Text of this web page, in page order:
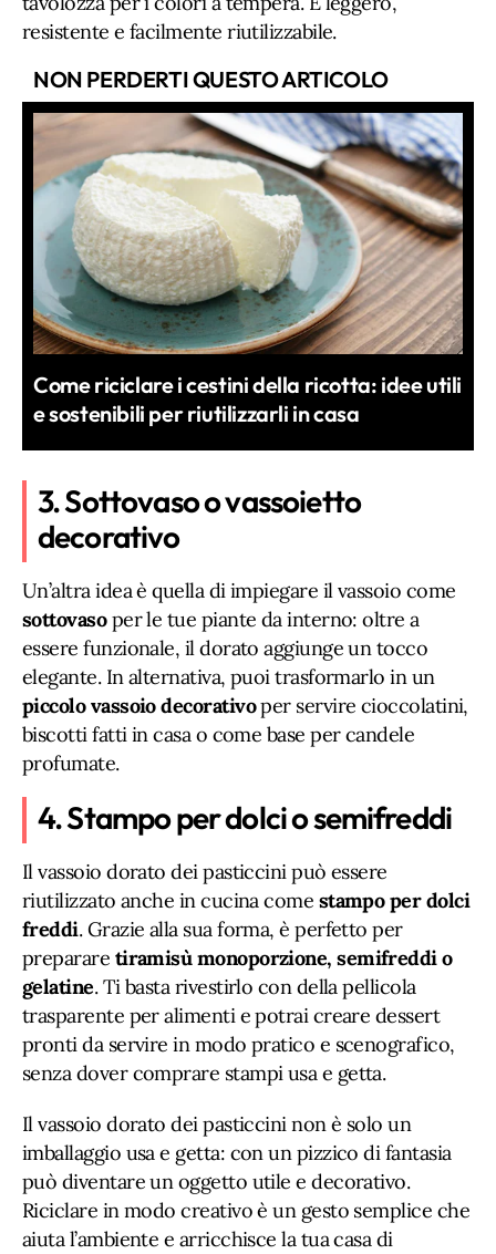
resistente e facilmente riutilizzabile.
NON PERDERTI QUESTO ARTICOLO
Come riciclare i cestini della ricotta: idee utili
e sostenibili per riutilizzarli in casa
3. Sottovaso o vassoietto
decorativo
Un’altra idea è quella di impiegare il vassoio come
sottovasoper le tue piante da interno: oltre a
essere funzionale, il dorato aggiunge un tocco
elegante. In alternativa, puoi trasformarlo in un
piccolo vassoio decorativoper servire cioccolatini,
biscotti fatti in casa o come base per candele
profumate.
4. Stampo per dolci o semifreddi
Il vassoio dorato dei pasticcini può essere
riutilizzato anche in cucina come stampo per dolci
freddi. Grazie alla sua forma, è perfetto per
preparare tiramisù monoporzione, semifreddi o
gelatine. Ti basta rivestirlo con della pellicola
trasparente per alimenti e potrai creare dessert
pronti da servire in modo pratico e scenografico,
senza dover comprare stampi usa e getta.
Il vassoio dorato dei pasticcini non è solo un
imballaggio usa e getta: con un pizzico di fantasia
può diventare un oggetto utile e decorativo.
Riciclare in modo creativo è un gesto semplice che
aiuta l’ambiente e arricchisce la tua casa di